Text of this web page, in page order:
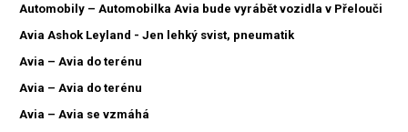
Automobily – Automobilka Avia bude vyrábět vozidla v Přelouči
Avia Ashok Leyland - Jen lehký svist, pneumatik
Avia – Avia do terénu
Avia – Avia do terénu
Avia – Avia se vzmáhá